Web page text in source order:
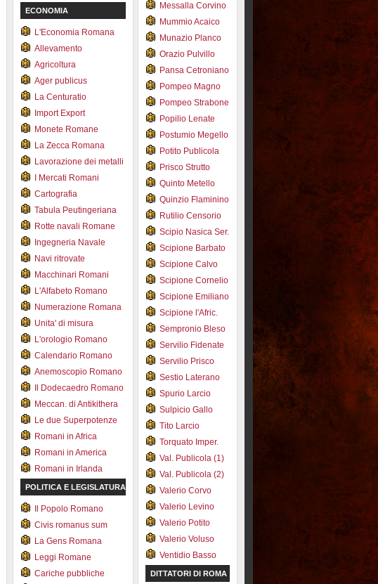
ECONOMIA
L'Economia Romana
Allevamento
Agricoltura
Ager publicus
La Centuratio
Import Export
Monete Romane
La Zecca Romana
Lavorazione dei metalli
I Mercati Romani
Cartografia
Tabula Peutingeriana
Rotte navali Romane
Ingegneria Navale
Navi ritrovate
Macchinari Romani
L'Alfabeto Romano
Numerazione Romana
Unita' di misura
L'orologio Romano
Calendario Romano
Anemoscopio Romano
Il Dodecaedro Romano
Meccan. di Antikithera
Le due Superpotenze
Romani in Africa
Romani in America
Romani in Irlanda
POLITICA E LEGISLATURA
Il Popolo Romano
Civis romanus sum
La Gens Romana
Leggi Romane
Cariche pubbliche
Messalla Corvino
Mummio Acaico
Munazio Planco
Orazio Pulvillo
Pansa Cetroniano
Pompeo Magno
Pompeo Strabone
Popilio Lenate
Postumio Megello
Potito Publicola
Prisco Strutto
Quinto Metello
Quinzio Flaminino
Rutilio Censorio
Scipio Nasica Ser.
Scipione Barbato
Scipione Calvo
Scipione Cornelio
Scipione Emiliano
Scipione l'Afric.
Sempronio Bleso
Servilio Fidenate
Servilio Prisco
Sestio Laterano
Spurio Larcio
Sulpicio Gallo
Tito Larcio
Torquato Imper.
Val. Publicola (1)
Val. Publicola (2)
Valerio Corvo
Valerio Levino
Valerio Potito
Valerio Voluso
Ventidio Basso
DITTATORI DI ROMA